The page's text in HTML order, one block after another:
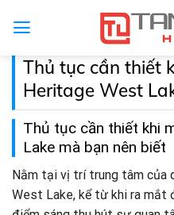
Thủ tục cần thiết
Heritage West
Thủ tục cần thiết khi
Lake mà bạn nên biết
Nằm tại vị trí trung tâm của
West Lake, kể từ khi ra mắt